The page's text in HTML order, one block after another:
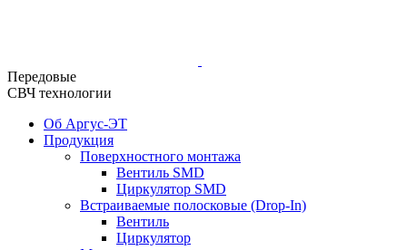
Передовые
СВЧ технологии
Об Аргус-ЭТ
Продукция
Поверхностного монтажа
Вентиль SMD
Циркулятор SMD
Встраиваемые полосковые (Drop-In)
Вентиль
Циркулятор